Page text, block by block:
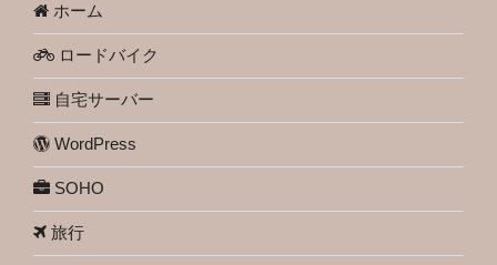
ホーム
ロードバイク
自宅サーバー
WordPress
SOHO
旅行